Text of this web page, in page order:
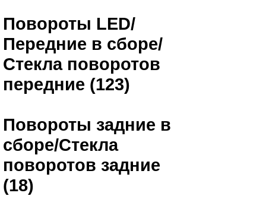
Повороты LED/
Передние в сборе/
Стекла поворотов
передние (123)
Повороты задние в
сборе/Стекла
поворотов задние
(18)